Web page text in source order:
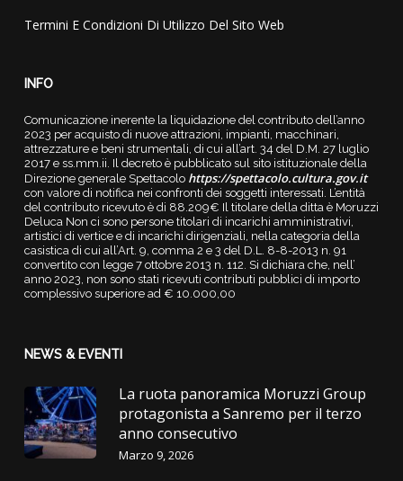
Termini E Condizioni Di Utilizzo Del Sito Web
INFO
Comunicazione inerente la liquidazione del contributo dell’anno
2023 per acquisto di nuove attrazioni, impianti, macchinari,
attrezzature e beni strumentali, di cui all’art. 34 del D.M. 27 luglio
2017 e ss.mm.ii. Il decreto è pubblicato sul sito istituzionale della
Direzione generale Spettacolo https://spettacolo.cultura.gov.it
con valore di notifica nei confronti dei soggetti interessati. L’entità
del contributo ricevuto è di 88.209€ Il titolare della ditta è Moruzzi
Deluca Non ci sono persone titolari di incarichi amministrativi,
artistici di vertice e di incarichi dirigenziali, nella categoria della
casistica di cui all’Art. 9, comma 2 e 3 del D.L. 8-8-2013 n. 91
convertito con legge 7 ottobre 2013 n. 112. Si dichiara che, nell’
anno 2023, non sono stati ricevuti contributi pubblici di importo
complessivo superiore ad € 10.000,00
NEWS & EVENTI
La ruota panoramica Moruzzi Group
protagonista a Sanremo per il terzo
anno consecutivo
Marzo 9, 2026